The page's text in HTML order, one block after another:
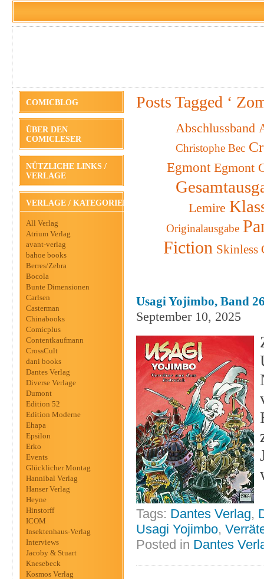
COMICBLOG
ÜBER DEN
COMICLESER
NÜTZLICHE LINKS /
VERLAGE
VERLAGE / KATEGORIEN
All Verlag
Atrium Verlag
avant-verlag
bahoe books
Berres/Zebra
Bocola
Bunte Dimensionen
Carlsen
Casterman
Chinabooks
Comicplus
Contentkaufmann
CrossCult
dani books
Dantes Verlag
Diverse Verlage
Dumont
Edition 52
Edition Moderne
Ehapa
Epsilon
Erko
Events
Glücklicher Montag
Hannibal Verlag
Hanser Verlag
Heyne
Hinstorff
ICOM
Insektenhaus-Verlag
Interviews
Jacoby & Stuart
Knesebeck
Kosmos Verlag
Posts Tagged ‘
Abschlussband
Christophe Bec
Egmont Egmont
Lemire
Originalausgabe
Fiction Skinless
Usagi Yojimbo, Band
September 10, 2025
Tags: Dantes Verlag,
Usagi Yojimbo,
Posted in Dantes